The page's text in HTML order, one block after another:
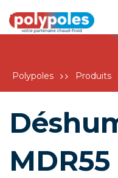
Menu
Polypoles Produits
MDR55